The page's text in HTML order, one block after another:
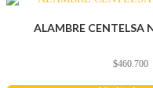
ALAMBRE CENTELSA
$460.700